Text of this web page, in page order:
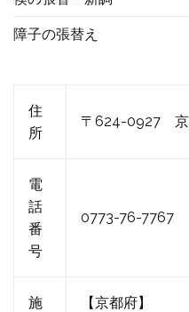
障子の張替え
住
所
〒624-0927 京
電
話
番
号
0773-76-7767
施
【京都府】